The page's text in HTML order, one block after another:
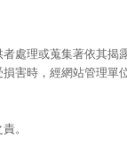
處理或蒐集著依其揭
害時，經網站管理
。